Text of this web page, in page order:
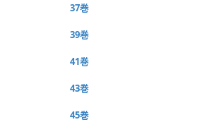
37巻
39巻
41巻
43巻
45巻